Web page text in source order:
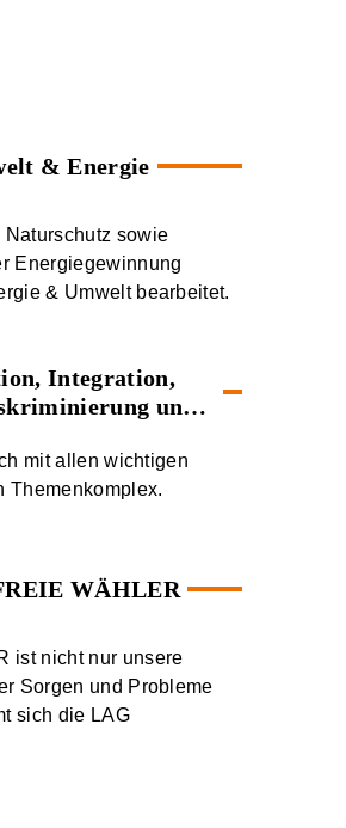
& Energie
Naturschutz sowie
Energiegewinnung
& Umwelt bearbeitet.
Integration,
und
mit allen wichtigen
Themenkomplex.
WÄHLER
ist nicht nur unsere
Sorgen und Probleme
sich die LAG